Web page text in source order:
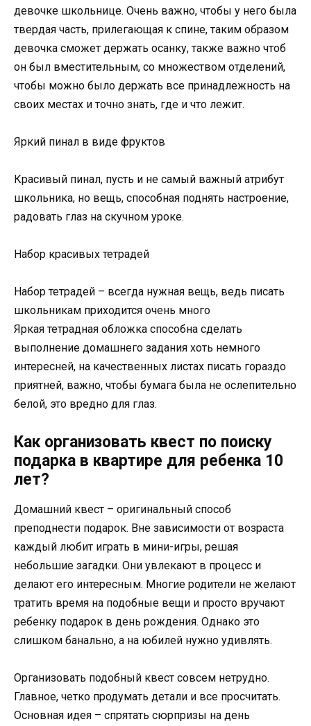
девочке школьнице. Очень важно, чтобы у него была
твердая часть, прилегающая к спине, таким образом
девочка сможет держать осанку, также важно чтоб
он был вместительным, со множеством отделений,
чтобы можно было держать все принадлежность на
своих местах и точно знать, где и что лежит.
Яркий пинал в виде фруктов
Красивый пинал, пусть и не самый важный атрибут
школьника, но вещь, способная поднять настроение,
радовать глаз на скучном уроке.
Набор красивых тетрадей
Набор тетрадей – всегда нужная вещь, ведь писать
школьникам приходится очень много
Яркая тетрадная обложка способна сделать
выполнение домашнего задания хоть немного
интересней, на качественных листах писать гораздо
приятней, важно, чтобы бумага была не ослепительно
белой, это вредно для глаз.
Как организовать квест по поиску
подарка в квартире для ребенка 10
лет?
Домашний квест – оригинальный способ
преподнести подарок. Вне зависимости от возраста
каждый любит играть в мини-игры, решая
небольшие загадки. Они увлекают в процесс и
делают его интересным. Многие родители не желают
тратить время на подобные вещи и просто вручают
ребенку подарок в день рождения. Однако это
слишком банально, а на юбилей нужно удивлять.
Организовать подобный квест совсем нетрудно.
Главное, четко продумать детали и все просчитать.
Основная идея – спрятать сюрпризы на день